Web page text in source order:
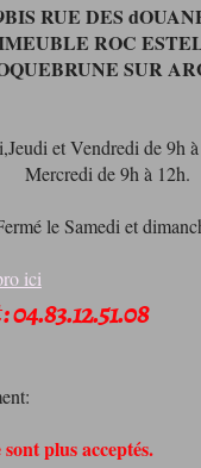
RUE DES
ROC
SUR
et Vendredi de 9h
Mercredi de 9h à 12h.
le Samedi et
ici
plus acceptés.